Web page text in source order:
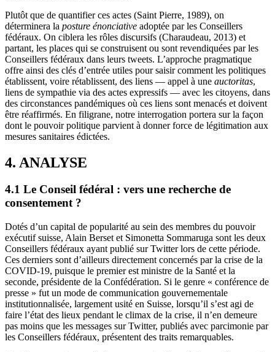
Plutôt que de quantifier ces actes (Saint Pierre, 1989), on
déterminera la posture énonciative adoptée par les Conseillers
fédéraux. On ciblera les rôles discursifs (Charaudeau, 2013) et
partant, les places qui se construisent ou sont revendiquées par les
Conseillers fédéraux dans leurs tweets. L’approche pragmatique
offre ainsi des clés d’entrée utiles pour saisir comment les politiques
établissent, voire rétablissent, des liens — appel à une auctoritas,
liens de sympathie via des actes expressifs — avec les citoyens, dans
des circonstances pandémiques où ces liens sont menacés et doivent
être réaffirmés. En filigrane, notre interrogation portera sur la façon
dont le pouvoir politique parvient à donner force de légitimation aux
mesures sanitaires édictées.
4. ANALYSE
4.1 Le Conseil fédéral : vers une recherche de
consentement ?
Dotés d’un capital de popularité au sein des membres du pouvoir
exécutif suisse, Alain Berset et Simonetta Sommaruga sont les deux
Conseillers fédéraux ayant publié sur Twitter lors de cette période.
Ces derniers sont d’ailleurs directement concernés par la crise de la
COVID-19, puisque le premier est ministre de la Santé et la
seconde, présidente de la Confédération. Si le genre « conférence de
presse » fut un mode de communication gouvernementale
institutionnalisée, largement usité en Suisse, lorsqu’il s’est agi de
faire l’état des lieux pendant le climax de la crise, il n’en demeure
pas moins que les messages sur Twitter, publiés avec parcimonie par
les Conseillers fédéraux, présentent des traits remarquables.